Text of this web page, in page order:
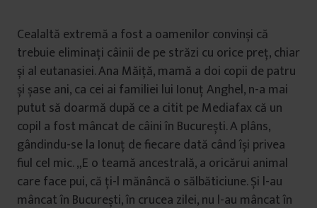
Cealaltă extremă a fost a oamenilor convinși că
trebuie eliminați câinii de pe străzi cu orice preț, chiar
și al eutanasiei. Ana Măiță, mamă a doi copii de patru
și șase ani, ca cei ai familiei lui Ionuț Anghel, n-a mai
putut să doarmă după ce a citit pe Mediafax că un
copil a fost mâncat de câini în București. A plâns,
gândindu-se la Ionuț de fiecare dată când își privea
fiul cel mic. „E o teamă ancestrală, a oricărui animal
care face pui, că ți-l mănâncă o sălbăticiune. Și l-au
mâncat în București, în crucea zilei, nu l-au mâncat în